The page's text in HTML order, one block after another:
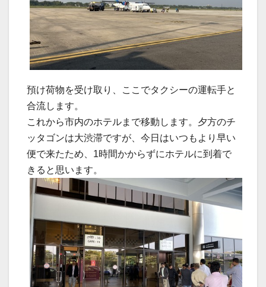
預け荷物を受け取り、ここでタクシーの運転手と
合流します。
これから市内のホテルまで移動します。夕方のチ
ッタゴンは大渋滞ですが、今日はいつもより早い
便で来たため、1時間かからずにホテルに到着で
きると思います。